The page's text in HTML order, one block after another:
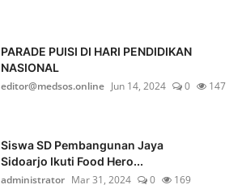
PARADE PUISI DI HARI PENDIDIKAN
NASIONAL
editor@medsos.online Jun 14, 2024 0 147
Siswa SD Pembangunan Jaya
Sidoarjo Ikuti Food Hero...
administrator Mar 31, 2024 0 169